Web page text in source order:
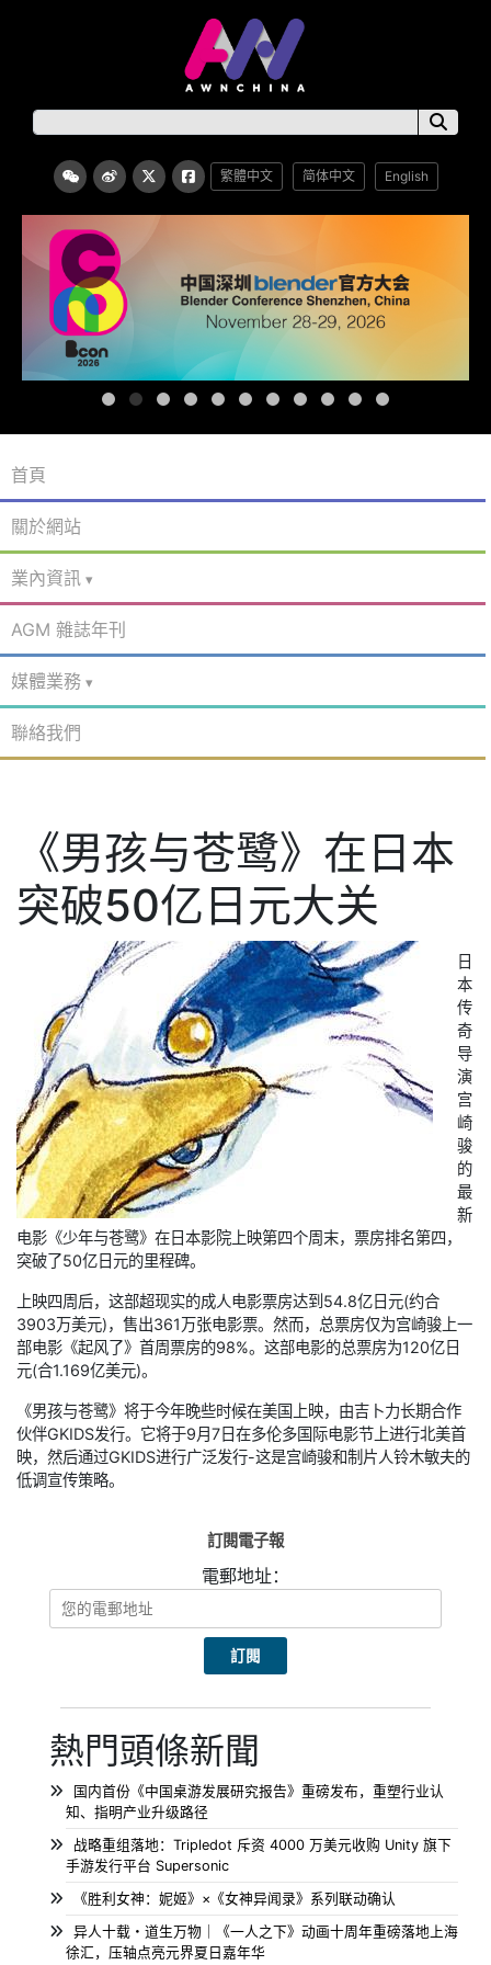
繁體中文 简体中文 English
首頁
關於網站
業內資訊
AGM 雜誌年刊
媒體業務
聯絡我們
《男孩与苍鹭》在日本
突破50亿日元大关
日
本
传
奇
导
演
宫
崎
骏
的
最
新
电影《少年与苍鹭》在日本影院上映第四个周末，票房排名第四，
突破了50亿日元的里程碑。
上映四周后，这部超现实的成人电影票房达到54.8亿日元(约合
3903万美元)，售出361万张电影票。然而，总票房仅为宫崎骏上一
部电影《起风了》首周票房的98%。这部电影的总票房为120亿日
元(合1.169亿美元)。
《男孩与苍鹭》将于今年晚些时候在美国上映，由吉卜力长期合作
伙伴GKIDS发行。它将于9月7日在多伦多国际电影节上进行北美首
映，然后通过GKIDS进行广泛发行-这是宫崎骏和制片人铃木敏夫的
低调宣传策略。
訂閱電子報
電郵地址：
熱門頭條新聞
国内首份《中国桌游发展研究报告》重磅发布，重塑行业认
知、指明产业升级路径
战略重组落地：Tripledot 斥资 4000 万美元收购 Unity 旗下
手游发行平台 Supersonic
《胜利女神：妮姬》×《女神异闻录》系列联动确认
异人十载・道生万物｜《一人之下》动画十周年重磅落地上海
徐汇，压轴点亮元界夏日嘉年华